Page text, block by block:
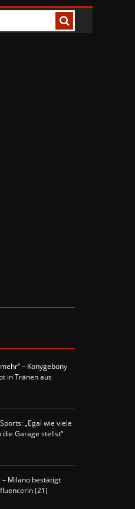
– Konygebony
in Tränen aus
„Egal wie viele
Garage stellst“
– Milano bestätigt
(21)